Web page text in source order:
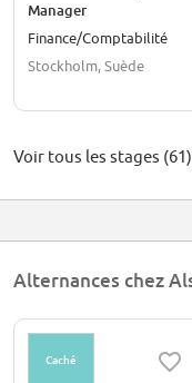
Manager
Finance/Comptabilité
Stockholm, Suède
Voir tous les stages
Alternances chez
Caché